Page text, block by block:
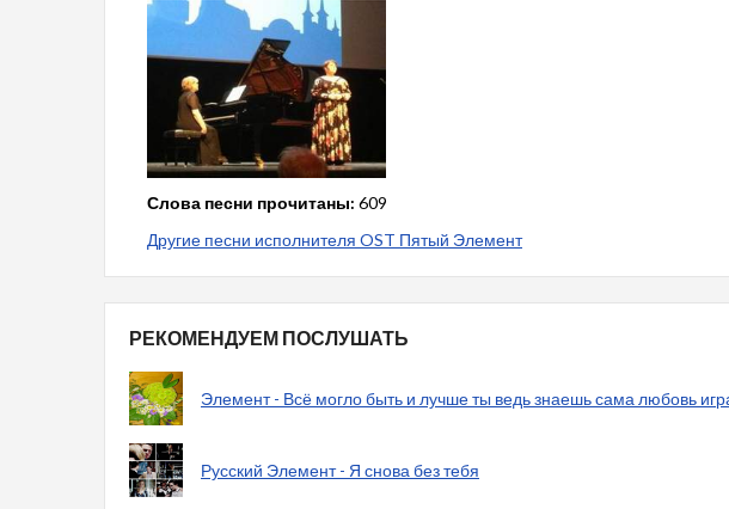
Слова песни прочитаны: 609
Другие песни исполнителя OST Пятый Элемент
РЕКОМЕНДУЕМ ПОСЛУШАТЬ
Элемент - Всё могло быть и лучше ты ведь знаешь сама любовь
Русский Элемент - Я снова без тебя